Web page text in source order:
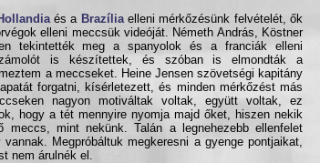
és a Brazíliaelleni mérkőzésünk felvételét, ők
elleni meccsük videóját. Németh András, Köstner
tekintették meg a spanyolok és a franciák elleni
is készítettek, és szóban is elmondták a
a meccseket. Heine Jensen szövetségi kapitány
forgatni, kísérletezett, és minden mérkőzést más
nagyon motiváltak voltak, együtt voltak, ez
hogy a tét mennyire nyomja majd őket, hiszen nekik
mint nekünk. Talán a legnehezebb ellenfelet
Megpróbáltuk megkeresni a gyenge pontjaikat,
nem árulnék el.